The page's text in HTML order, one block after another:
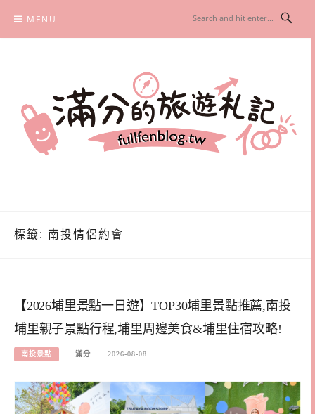
content
MENU
標籤: 南投情侶約會
【2026埔里景點一日遊】TOP30埔里景點推薦,南投
埔里親子景點行程,埔里周邊美食&埔里住宿攻略!
南投景點 滿分 2026-08-08